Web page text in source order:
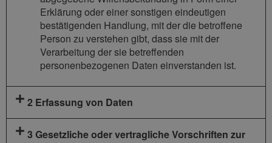
Erklärung oder einer sonstigen eindeutigen
bestätigenden Handlung, mit der die betroffene
Person zu verstehen gibt, dass sie mit der
Verarbeitung der sie betreffenden
personenbezogenen Daten einverstanden ist.
2 Erfassung von Daten
3 Gesetzliche oder vertragliche Vorschriften zur